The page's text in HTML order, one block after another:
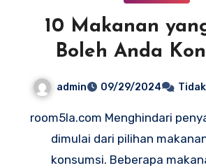
10 Makanan
Boleh Anda
admin 09/29/2024
room5la.com Menghindari penyakit sering kali
dimulai dari pilihan
konsumsi. Beberapa